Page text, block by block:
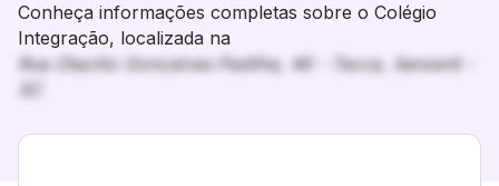
Conheça informações completas sobre o Colégio
Integração, localizada na
Rua Otacilio Goncalves Padilha, 46 - Tacca, Xanxerê -
SC